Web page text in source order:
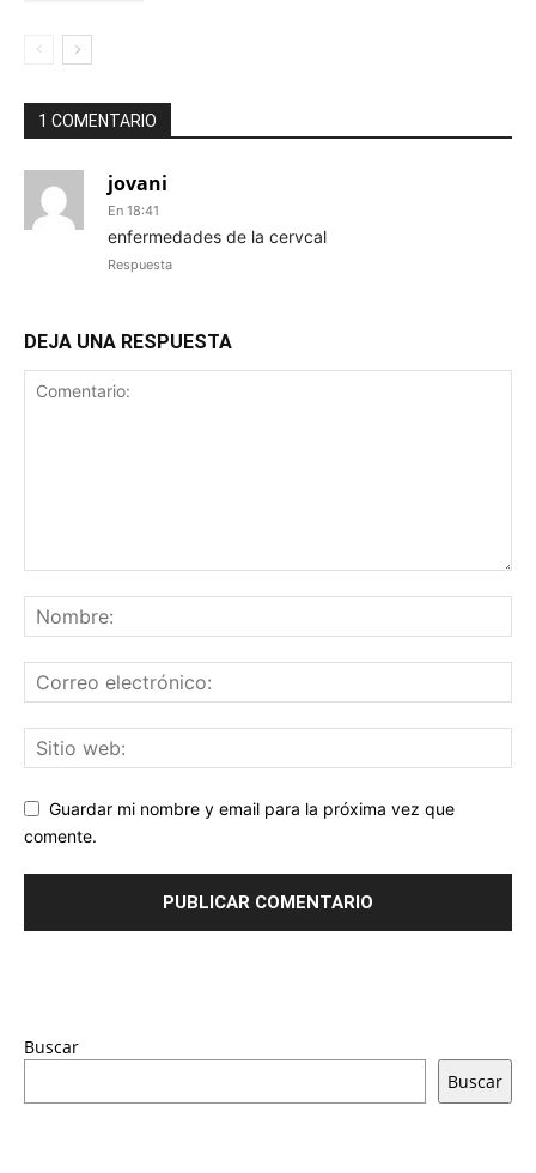
1 COMENTARIO
jovani
En 18:41
enfermedades de la cervcal
Respuesta
DEJA UNA RESPUESTA
Guardar mi nombre y email para la próxima vez que
comente.
Buscar
Buscar